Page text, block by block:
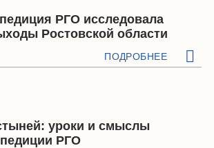
РГО исследовала
Ростовской области
ПОДРОБНЕЕ
уроки и смыслы
РГО